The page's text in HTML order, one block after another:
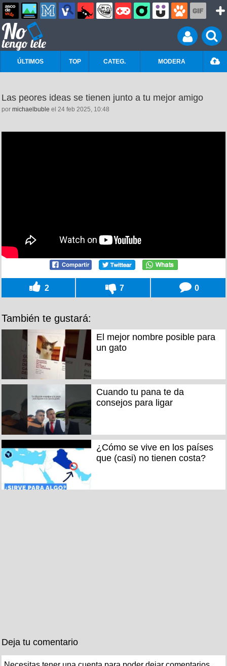
ÚLTIMOS TOP CATEG. MODERA
Las peores ideas se tienen junto a tu mejor amigo
por michaelbuble el 24 feb 2025, 10:48
2 7 0
También te gustará:
El mejor nombre posible para
un gato
Cuando tu pana te da
consejos para ligar
¿Cómo se vive en los países
que (casi) no tienen costa?
Deja tu comentario